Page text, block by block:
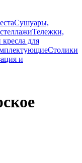
Сушуары,
Тележки,
для
Столики
и